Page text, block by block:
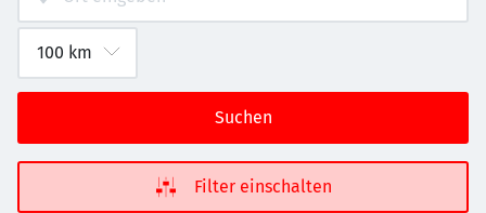
Suchen
Filter einschalten